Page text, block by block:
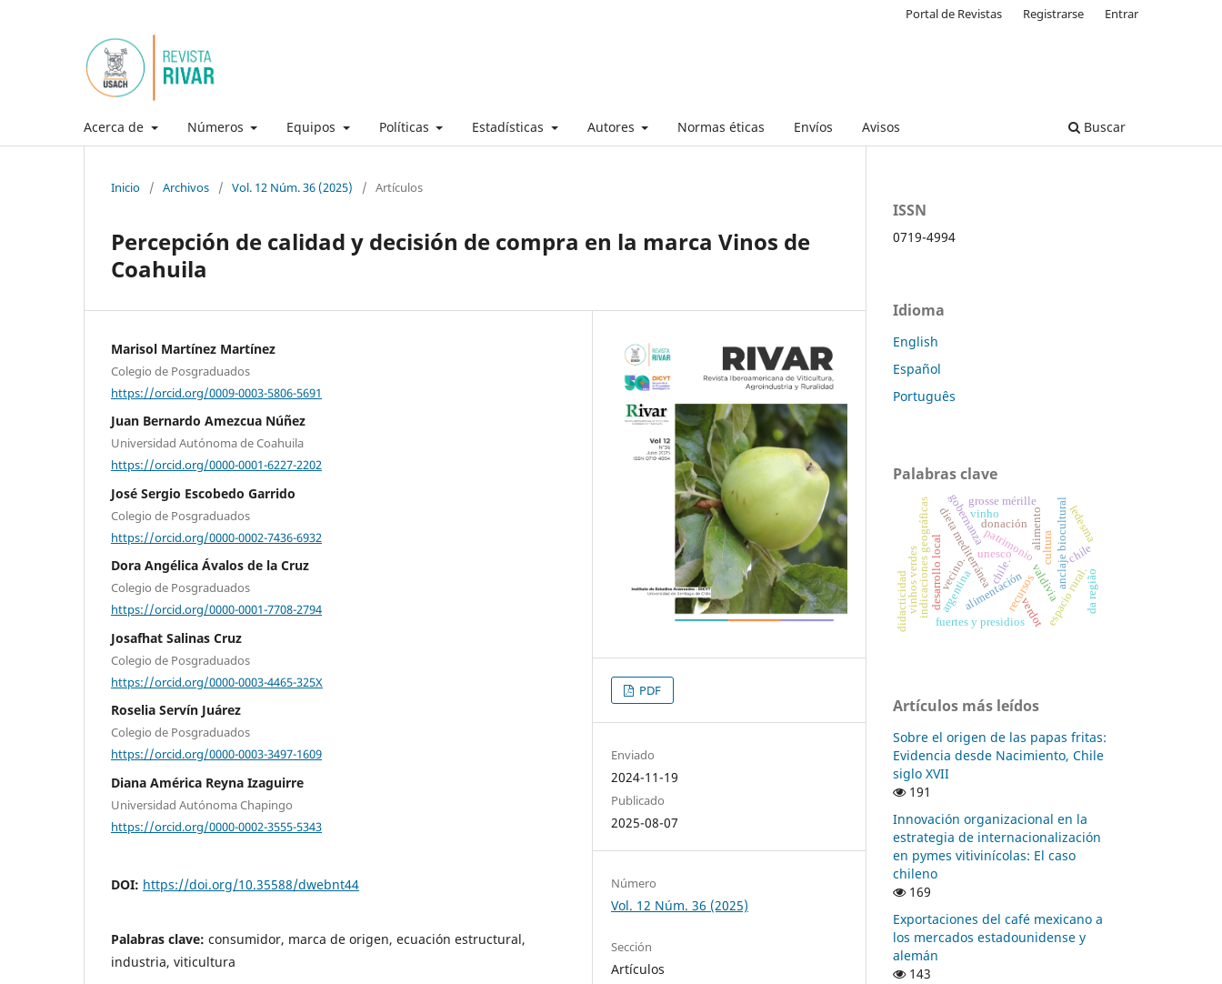
Acerca de Números Equipos Políticas Estadísticas Autores Normas éticas Envíos Avisos Buscar
Portal de Revistas Registrarse Entrar
Inicio / Archivos / Vol. 12 Núm. 36 (2025) / Artículos
Percepción de calidad y decisión de compra en la marca Vinos de
Coahuila
Marisol Martínez Martínez
Colegio de Posgraduados
https://orcid.org/0009-0003-5806-5691
Juan Bernardo Amezcua Núñez
Universidad Autónoma de Coahuila
https://orcid.org/0000-0001-6227-2202
José Sergio Escobedo Garrido
Colegio de Posgraduados
https://orcid.org/0000-0002-7436-6932
Dora Angélica Ávalos de la Cruz
Colegio de Posgraduados
https://orcid.org/0000-0001-7708-2794
Josafhat Salinas Cruz
Colegio de Posgraduados
https://orcid.org/0000-0003-4465-325X
Roselia Servín Juárez
Colegio de Posgraduados
https://orcid.org/0000-0003-3497-1609
Diana América Reyna Izaguirre
Universidad Autónoma Chapingo
https://orcid.org/0000-0002-3555-5343
DOI: https://doi.org/10.35588/dwebnt44
Palabras clave: consumidor, marca de origen, ecuación estructural,
industria, viticultura
PDF
Enviado
2024-11-19
Publicado
2025-08-07
Número
Vol. 12 Núm. 36 (2025)
Sección
Artículos
ISSN
0719-4994
Idioma
English
Español
Português
Palabras clave
alimentación
patrimoniocultura
unesco
dieta mediterránea alimento
donación
vecino.
gobernanza anclaje biocultural
desarrollo local recursos espacio rural.
indicaciones geográficasargentina chile.
chile
verdot
grosse mérille
valdivia
ledesma
fuertes y presidios
vinhos verdes
vinho
da região
didacticidad
Artículos más leídos
Sobre el origen de las papas fritas:
Evidencia desde Nacimiento, Chile
siglo XVII
191
Innovación organizacional en la
estrategia de internacionalización
en pymes vitivinícolas: El caso
chileno
169
Exportaciones del café mexicano a
los mercados estadounidense y
alemán
143